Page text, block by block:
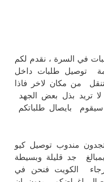
في السرة ، نقدم لكم
توصيل طلبات داخل
من مكان لاخر فاذا
تريد بذل بعض الجهد
بايصال طلباتكم
مندوب توصيل كيو
جد قليلة وبسيطة
الكويت فنحن في